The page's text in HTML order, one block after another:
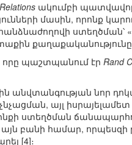
ակումբի
մասին, որոնք
ստեղծման՝
քաղաքականությունը
պաշտպանում էր Rand
նոր
այլ
ստեղծման
բանի համար, որպեսզի
[4]։